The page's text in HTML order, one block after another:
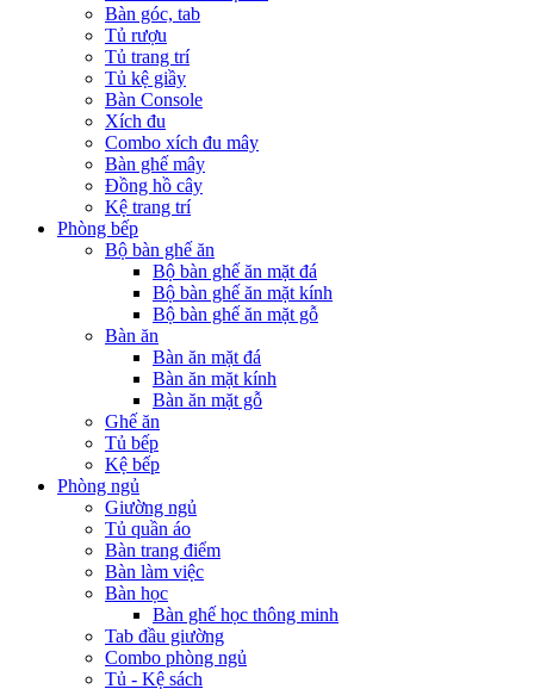
Bàn góc, tab
Tủ rượu
Tủ trang trí
Tủ kệ giầy
Bàn Console
Xích đu
Combo xích đu mây
Bàn ghế mây
Đồng hồ cây
Kệ trang trí
Phòng bếp
Bộ bàn ghế ăn
Bộ bàn ghế ăn mặt đá
Bộ bàn ghế ăn mặt kính
Bộ bàn ghế ăn mặt gỗ
Bàn ăn
Bàn ăn mặt đá
Bàn ăn mặt kính
Bàn ăn mặt gỗ
Ghế ăn
Tủ bếp
Kệ bếp
Phòng ngủ
Giường ngủ
Tủ quần áo
Bàn trang điểm
Bàn làm việc
Bàn học
Bàn ghế học thông minh
Tab đầu giường
Combo phòng ngủ
Tủ - Kệ sách